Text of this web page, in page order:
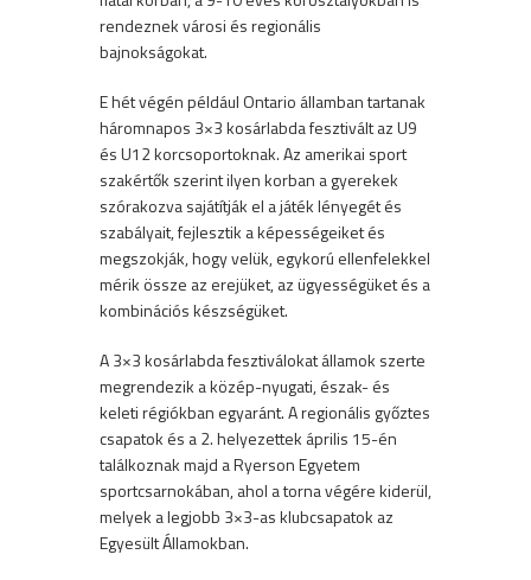
rendeznek városi és regionális
bajnokságokat.
E hét végén például Ontario államban tartanak
háromnapos 3×3 kosárlabda fesztivált az U9
és U12 korcsoportoknak. Az amerikai sport
szakértők szerint ilyen korban a gyerekek
szórakozva sajátítják el a játék lényegét és
szabályait, fejlesztik a képességeiket és
megszokják, hogy velük, egykorú ellenfelekkel
mérik össze az erejüket, az ügyességüket és a
kombinációs készségüket.
A 3×3 kosárlabda fesztiválokat államok szerte
megrendezik a közép-nyugati, észak- és
keleti régiókban egyaránt. A regionális győztes
csapatok és a 2. helyezettek április 15-én
találkoznak majd a Ryerson Egyetem
sportcsarnokában, ahol a torna végére kiderül,
melyek a legjobb 3×3-as klubcsapatok az
Egyesült Államokban.